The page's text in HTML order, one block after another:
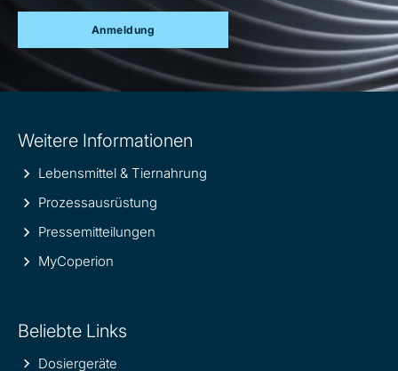
Anmeldung
information
Weitere Informationen
Lebensmittel & Tiernahrung
Prozessausrüstung
Pressemitteilungen
MyCoperion
Beliebte Links
Dosiergeräte